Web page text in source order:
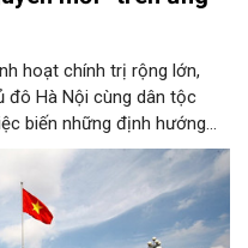
hoạt chính trị rộng lớn,
đô Hà Nội cùng dân tộc
biến những định hướng
TW của Bộ Chính trị
của mỗi người dân.